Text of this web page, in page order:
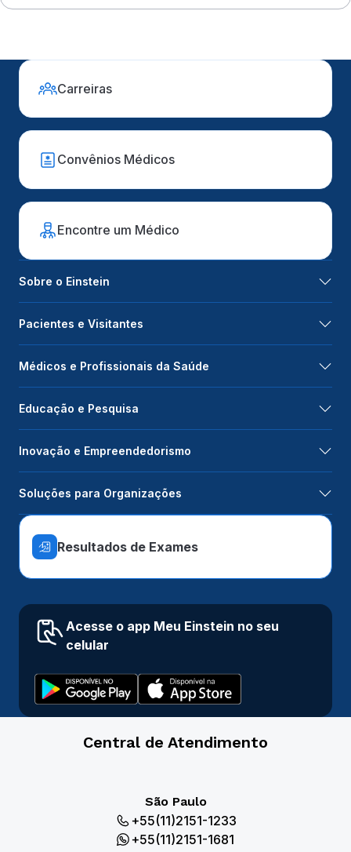
Carreiras
Convênios Médicos
Encontre um Médico
Sobre o Einstein
Pacientes e Visitantes
Médicos e Profissionais da Saúde
Educação e Pesquisa
Inovação e Empreendedorismo
Soluções para Organizações
Resultados de Exames
Acesse o app Meu Einstein no seu
celular
Central de Atendimento
São Paulo
+55(11)2151-1233
+55(11)2151-1681